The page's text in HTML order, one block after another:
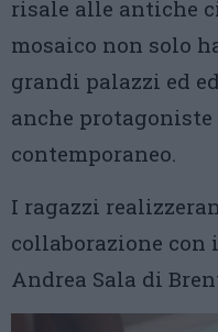
risale alle antiche
mosaico non solo
grandi palazzi ed
anche
contemporaneo.
I ragazzi
collaborazione
Andrea Sala di